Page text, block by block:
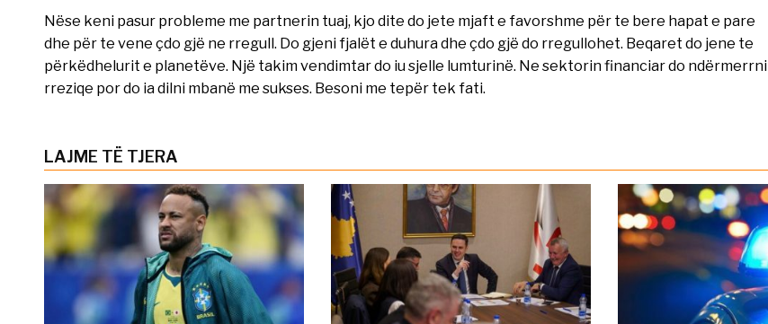
Nëse keni pasur probleme me partnerin tuaj, kjo dite do jete mjaft e favorshme për te bere hapat e pare
dhe për te vene çdo gjë ne rregull. Do gjeni fjalët e duhura dhe çdo gjë do rregullohet. Beqaret do jene te
përkëdhelurit e planetëve. Një takim vendimtar do iu sjelle lumturinë. Ne sektorin financiar do ndërmerrni
rreziqe por do ia dilni mbanë me sukses. Besoni me tepër tek fati.
LAJME TË TJERA